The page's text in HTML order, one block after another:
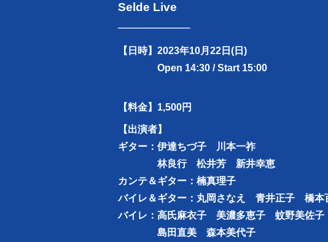
Selde Live
─────────
【日時】 2023年10月22日(日)
Open 14:30 / Start 15:00
【料金】1,500円
【出演者】
ギター：伊達ちづ子 川本一祚
林良行 松井芳 新井幸恵
カンテ＆ギター：楠真理子
バイレ＆ギター：丸岡さなえ 青井正子 橋本
バイレ：高氏麻衣子 美濃多恵子 蚊野美佐子
島田直美 森本美代子